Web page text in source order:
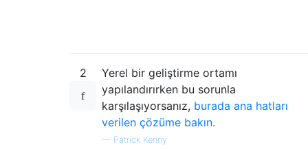
2
Yerel bir geliştirme ortamı
yapılandırırken bu sorunla
karşılaşıyorsanız, burada ana hatları
verilen çözüme bakın.
— Patrick Kenny